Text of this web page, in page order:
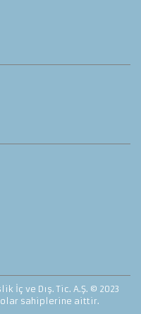
İç ve Dış. Tic. A.Ş. © 2023
sahiplerine aittir.